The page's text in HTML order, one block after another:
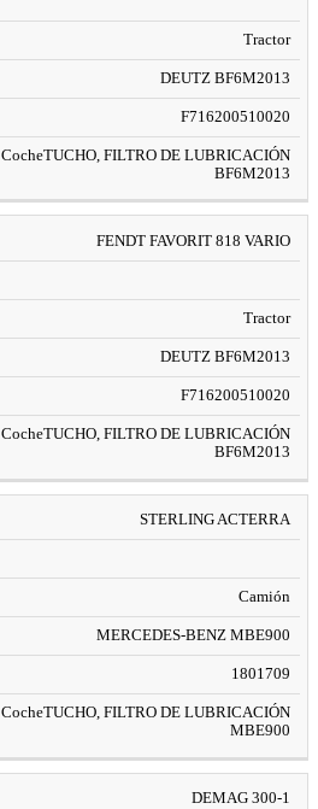
Tractor
DEUTZ BF6M2013
F716200510020
CocheTUCHO, FILTRO DE LUBRICACIÓN
BF6M2013
FENDT FAVORIT 818 VARIO
Tractor
DEUTZ BF6M2013
F716200510020
CocheTUCHO, FILTRO DE LUBRICACIÓN
BF6M2013
STERLING ACTERRA
Camión
MERCEDES-BENZ MBE900
1801709
CocheTUCHO, FILTRO DE LUBRICACIÓN
MBE900
DEMAG 300-1